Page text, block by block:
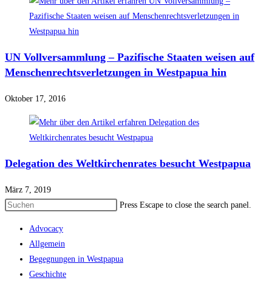
UN Vollversammlung – Pazifische Staaten weisen auf
Menschenrechtsverletzungen in Westpapua hin
Oktober 17, 2016
Delegation des Weltkirchenrates besucht Westpapua
März 7, 2019
Press Escape to close the search panel.
Advocacy
Allgemein
Begegnungen in Westpapua
Geschichte